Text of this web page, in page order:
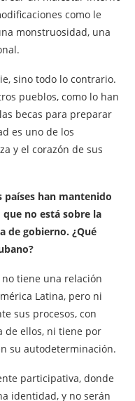
como le
monstruosidad, una
sino todo lo contrario.
pueblos, como lo han
becas para preparar
es uno de los
y el corazón de sus
países han mantenido
no está sobre la
de gobierno. ¿Qué
tiene una relación
Latina, pero ni
sus procesos, con
de ellos, ni tiene por
su autodeterminación.
participativa, donde
identidad, y no serán